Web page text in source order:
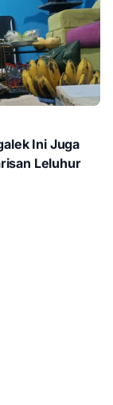
Ini Juga
Leluhur